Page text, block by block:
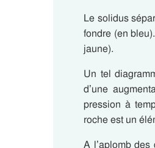
Le solidus
fondre (en
jaune).
Un tel
d’une
pression à
roche est un
A l’aplomb